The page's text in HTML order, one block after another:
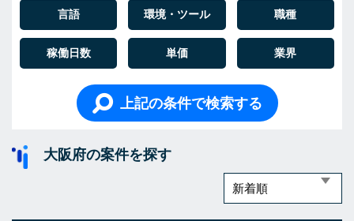
言語 環境・ツール 職種
稼働日数 単価 業界
上記の条件で検索する
大阪府の案件を探す